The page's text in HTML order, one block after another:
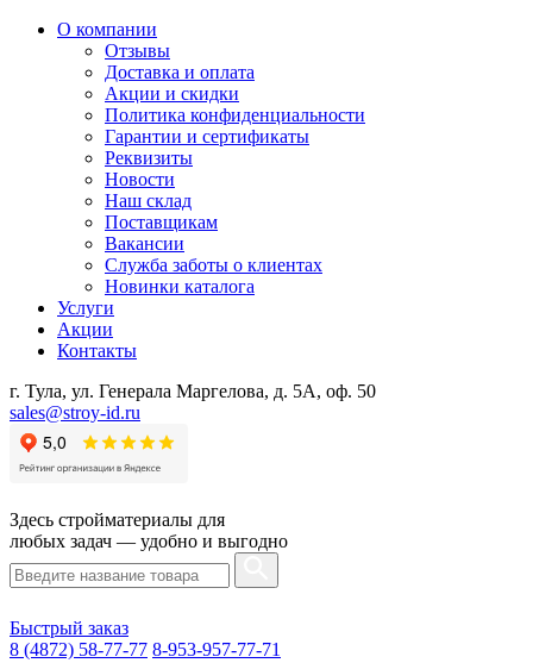
О компании
Отзывы
Доставка и оплата
Акции и скидки
Политика конфиденциальности
Гарантии и сертификаты
Реквизиты
Новости
Наш склад
Поставщикам
Вакансии
Служба заботы о клиентах
Новинки каталога
Услуги
Акции
Контакты
г. Тула, ул. Генерала Маргелова, д. 5А, оф. 50
sales@stroy-id.ru
Здесь стройматериалы для
любых задач — удобно и выгодно
Быстрый заказ
8 (4872) 58-77-77 8-953-957-77-71